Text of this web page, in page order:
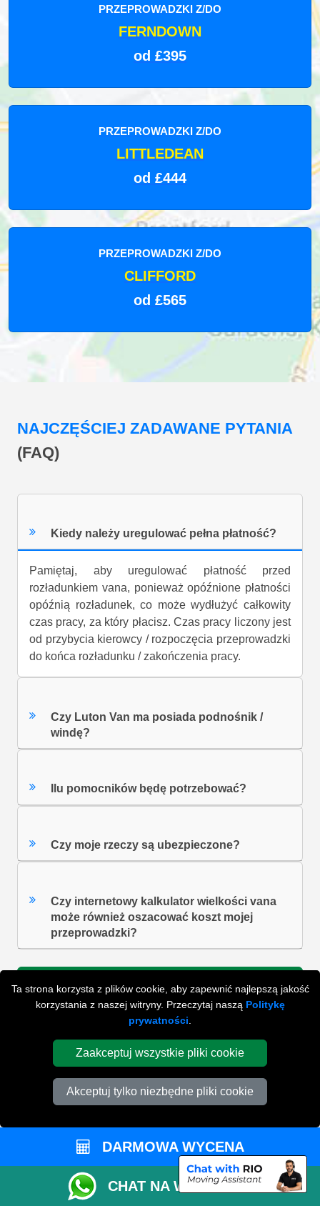
Ta strona korzysta z plików cookie, aby zapewnić najlepszą jakość
korzystania z naszej witryny. Przeczytaj naszą Politykę
prywatności
Zaakceptuj wszystkie pliki cookie
Akceptuj tylko niezbędne pliki cookie
PRZEPROWADZKI Z/DO
FERNDOWN
od £395
PRZEPROWADZKI Z/DO
LITTLEDEAN
od £444
PRZEPROWADZKI Z/DO
CLIFFORD
od £565
NAJCZĘŚCIEJ ZADAWANE PYTANIA
(FAQ)
Kiedy należy uregulować pełna płatność?
Pamiętaj, aby uregulować płatność przed
rozładunkiem vana, ponieważ opóźnione płatności
opóźnią rozładunek, co może wydłużyć całkowity
czas pracy, za który płacisz. Czas pracy liczony jest
od przybycia kierowcy / rozpoczęcia przeprowadzki
do końca rozładunku / zakończenia pracy.
Czy Luton Van ma posiada podnośnik /
windę?
Ilu pomocników będę potrzebować?
Czy moje rzeczy są ubezpieczone?
Czy internetowy kalkulator wielkości vana
może również oszacować koszt mojej
przeprowadzki?
ZOBACZ WSZYSTKIE FAQ'S
WYSZUKAJ W NAJCZĘŚCIEJ ZADAWANYCH
DARMOWA WYCENA
CHAT NA WHATSAPP